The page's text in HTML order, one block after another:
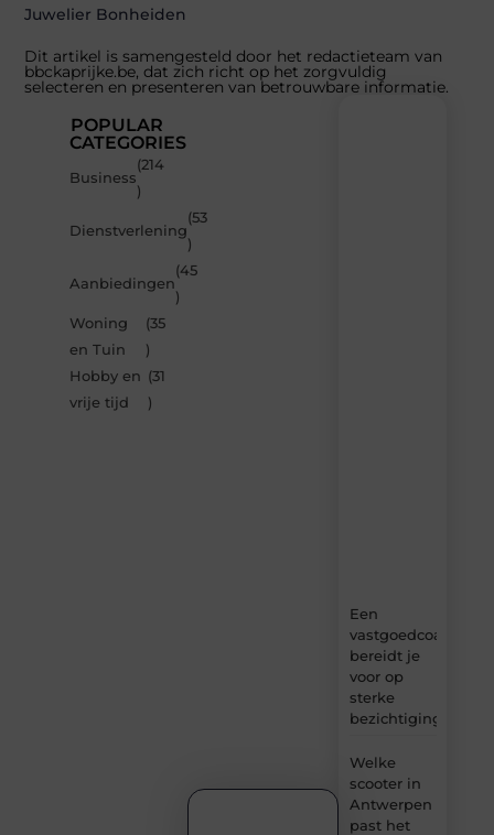
Juwelier Bonheiden
Dit artikel is samengesteld door het redactieteam van
bbckaprijke.be, dat zich richt op het zorgvuldig
selecteren en presenteren van betrouwbare informatie.
POPULAR
CATEGORIES
Business
(214
)
Dienstverlening
(53
)
Aanbiedingen
(45
)
Woning
en Tuin
(35
)
Hobby en
vrije tijd
(31
)
Een
vastgoedcoach
bereidt je
voor op
sterke
bezichtigingen
Welke
scooter in
Antwerpen
past het